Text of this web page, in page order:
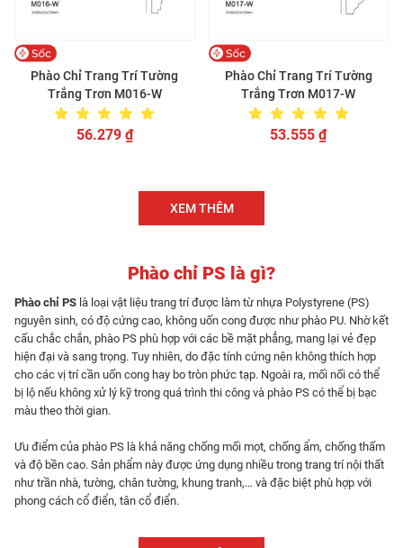
Phào Chỉ Trang Trí Tường
Trắng Trơn M016-W
56.279 ₫
Phào Chỉ Trang Trí Tường
Trắng Trơn M017-W
53.555₫
XEM THÊM
Phào chỉ PS là gì?
Phào chỉ PS là loại vật liệu trang trí được làm từ nhựa Polystyrene (PS)
nguyên sinh, có độ cứng cao, không uốn cong được như phào PU. Nhờ kết
cấu chắc chắn, phào PS phù hợp với các bề mặt phẳng, mang lại vẻ đẹp
hiện đại và sang trọng. Tuy nhiên, do đặc tính cứng nên không thích hợp
cho các vị trí cần uốn cong hay bo tròn phức tạp. Ngoài ra, mối nối có thể
bị lộ nếu không xử lý kỹ trong quá trình thi công và phào PS có thể bị bạc
màu theo thời gian.
Ưu điểm của phào PS là khả năng chống mối mọt, chống ẩm, chống thấm
và độ bền cao. Sản phẩm này được ứng dụng nhiều trong trang trí nội thất
như trần nhà, tường, chân tường, khung tranh,… và đặc biệt phù hợp với
phong cách cổ điển, tân cổ điển.